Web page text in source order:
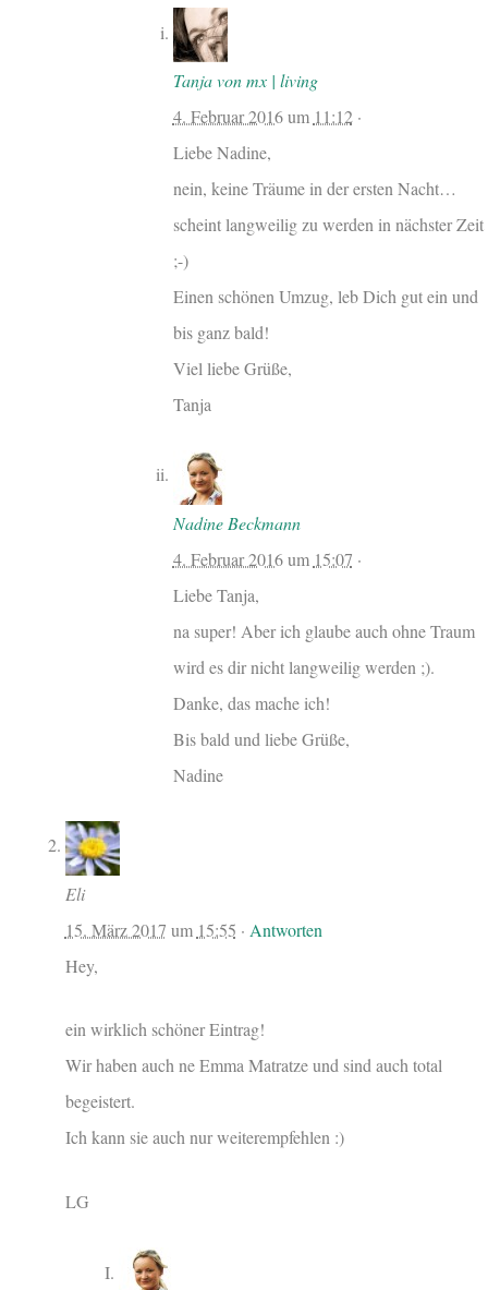
Tanja von mx | living
4. Februar 2016um 11:12·
Liebe Nadine,
nein, keine Träume in der ersten Nacht…
scheint langweilig zu werden in nächster Zeit
;-)
Einen schönen Umzug, leb Dich gut ein und
bis ganz bald!
Viel liebe Grüße,
Tanja
Nadine Beckmann
4. Februar 2016um 15:07 ·
Liebe Tanja,
na super! Aber ich glaube auch ohne Traum
wird es dir nicht langweilig werden ;).
Danke, das mache ich!
Bis bald und liebe Grüße,
Nadine
Eli
15. März 2017 um 15:55 · Antworten
Hey,
ein wirklich schöner Eintrag!
Wir haben auch ne Emma Matratze und sind auch total
begeistert.
Ich kann sie auch nur weiterempfehlen :)
LG